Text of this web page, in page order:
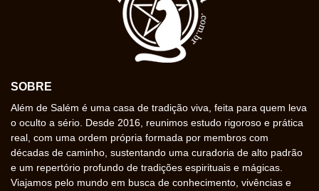
SOBRE
Além de Salém é uma casa de tradição viva, feita para quem leva
o oculto a sério. Desde 2016, reunimos estudo rigoroso e prática
real, com uma ordem própria formada por membros com
décadas de caminho, sustentando uma curadoria de alto padrão
e um repertório profundo de tradições espirituais e mágicas.
Viajamos pelo mundo em busca de conhecimento, vivências e